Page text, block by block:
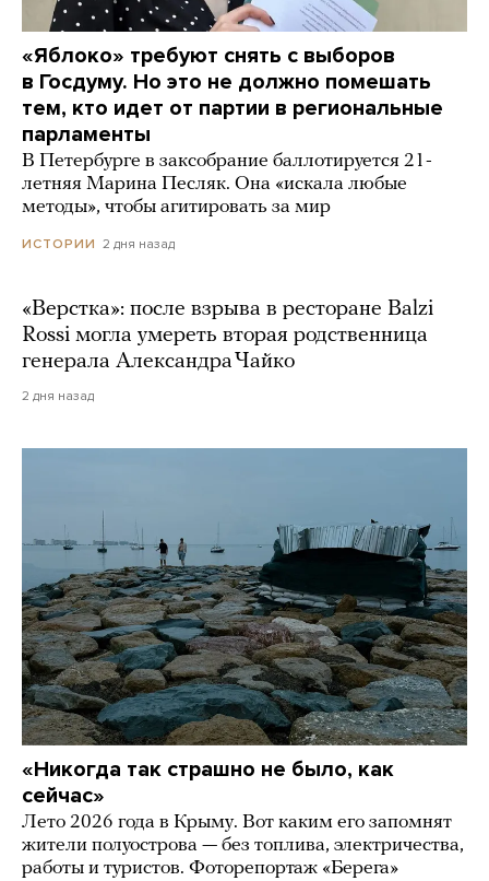
«Яблоко» требуют снять с выборов
в Госдуму. Но это не должно помешать
тем, кто идет от партии в региональные
парламенты
В Петербурге в заксобрание баллотируется 21-
летняя Марина Песляк. Она «искала любые
методы», чтобы агитировать за мир
ИСТОРИИ 2 дня назад
«Верстка»: после взрыва в ресторане Balzi
Rossi могла умереть вторая родственница
генерала Александра Чайко
2 дня назад
«Никогда так страшно не было, как
сейчас»
Лето 2026 года в Крыму. Вот каким его запомнят
жители полуострова — без топлива, электричества,
работы и туристов. Фоторепортаж «Берега»